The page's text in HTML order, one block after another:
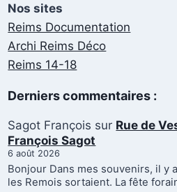
Nos sites
Reims Documentation
Archi Reims Déco
Reims 14-18
Derniers commentaires :
Sagot François sur Rue de
François Sagot
6 août 2026
Bonjour Dans mes souvenirs, il y
les Remois sortaient. La fête